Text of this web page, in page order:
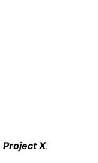
Project X.